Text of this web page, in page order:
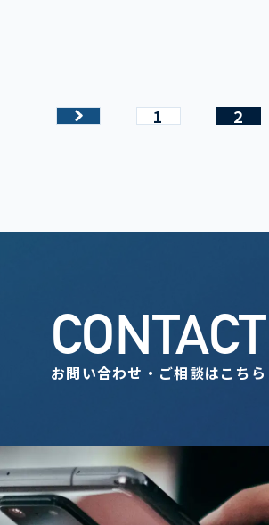
1 2
CONTACT
お問い合わせ・ご相談はこちら